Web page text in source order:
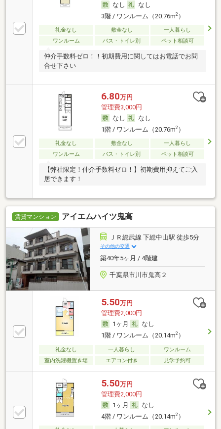
なし
なし
3階 / ワンルーム（20.76m2）
礼金なし 敷金なし
一人暮らし
ワンルーム
バス・トイレ別 ペット相談可
仲介手数料ゼロ！！初期費用に関してはお電話でお問
合せ下さい
6.80万円
管理費3,000円
なし
なし
1階 / ワンルーム（20.76m2）
礼金なし 敷金なし
一人暮らし
ワンルーム
バス・トイレ別 ペット相談可
【弊社限定！仲介手数料ゼロ！】初期費用抑えてご入
居できます！
賃貸マンション アイエムハイツ鬼高
ＪＲ総武線 下総中山駅 徒歩5分
その他の交通
築40年5ヶ月 / 4階建
千葉県市川市鬼高２
5.50万円
管理費2,000円
1ヶ月
なし
1階 / ワンルーム（20.14m2）
礼金なし 一人暮らし
ワンルーム
室内洗濯機置き場
エアコン付き 見学予約可
5.50万円
管理費2,000円
1ヶ月
なし
4階 / ワンルーム（20.14m2）